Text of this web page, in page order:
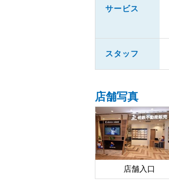
サービス
スタッフ
店舗写真
店舗入口